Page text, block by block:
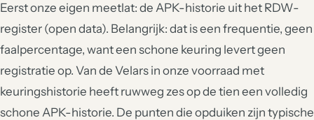
Eerst onze eigen meetlat: de APK-historie uit het RDW-
register (open data). Belangrijk: dat is een frequentie, geen
faalpercentage, want een schone keuring levert geen
registratie op. Van de Velars in onze voorraad met
keuringshistorie heeft ruwweg zes op de tien een volledig
schone APK-historie. De punten die opduiken zijn typische